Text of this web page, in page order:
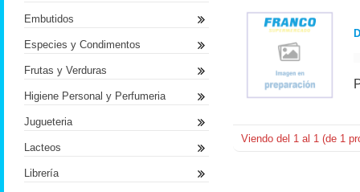
Viendo del 1 al 1 (de 1
Embutidos
Especies y Condimentos
Frutas y Verduras
Higiene Personal y Perfumeria
Jugueteria
Lacteos
Librería